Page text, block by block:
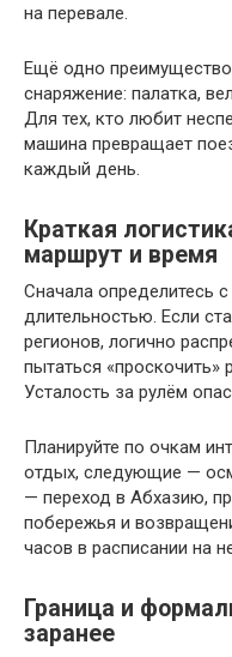
на перевале.
Ещё одно
снаряжение: палатка,
Для тех, кто любит
машина превращает
каждый день.
Краткая
маршрут и время
Сначала определитесь
длительностью. Если
регионов, логично
пытаться «проскочить»
Усталость за рулём
Планируйте по очкам
отдых, следующие —
— переход в Абхазию,
побережья и
часов в расписании на
Граница и
заранее